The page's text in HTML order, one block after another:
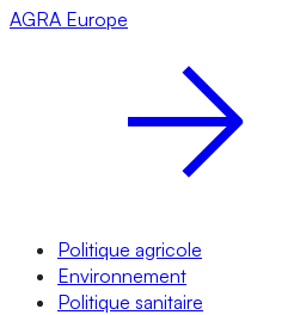
AGRA Europe
Politique agricole
Environnement
Politique sanitaire